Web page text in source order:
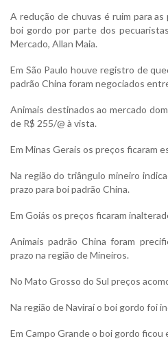
A redução de chuvas é ruim para
boi gordo por parte dos
Mercado, Allan Maia.
Em São Paulo houve registro de
padrão China foram negociados
Animais destinados ao mercado
de R$ 255/@ à vista.
Em Minas Gerais os preços ficaram
Na região do triângulo mineiro
prazo para boi padrão China.
Em Goiás os preços ficaram
Animais padrão China foram
prazo na região de Mineiros.
No Mato Grosso do Sul preços
Na região de Naviraí o boi gordo foi
Em Campo Grande o boi gordo ficou